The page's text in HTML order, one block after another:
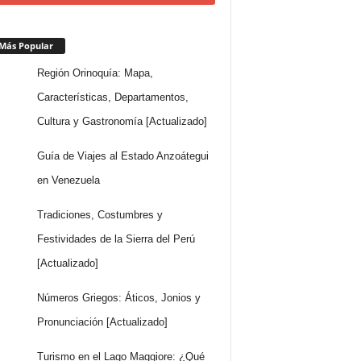
Popular
Región Orinoquía: Mapa,
Características, Departamentos,
Cultura y Gastronomía [Actualizado]
Guía de Viajes al Estado Anzoátegui
en Venezuela
Tradiciones, Costumbres y
Festividades de la Sierra del Perú
[Actualizado]
Números Griegos: Áticos, Jonios y
Pronunciación [Actualizado]
Turismo en el Lago Maggiore: ¿Qué